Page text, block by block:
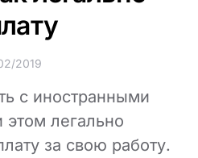
2019
с иностранными
этом легально
за свою работу.